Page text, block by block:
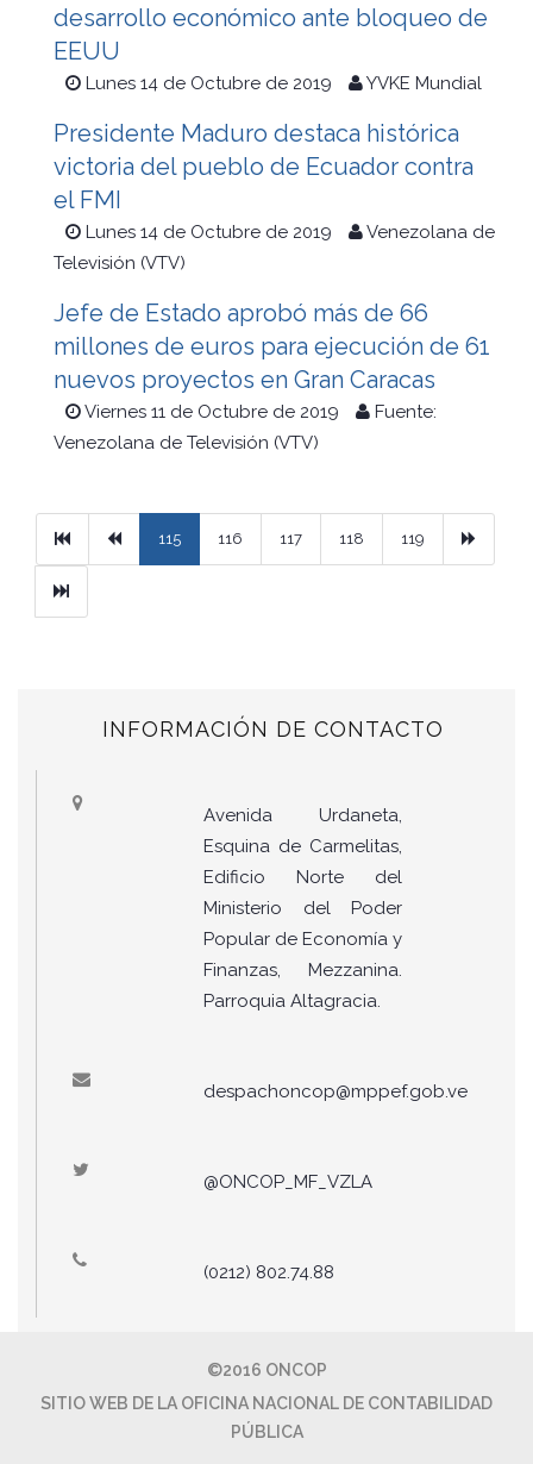
desarrollo económico ante bloqueo de
EEUU
Lunes 14 de Octubre de 2019 YVKE Mundial
Presidente Maduro destaca histórica
victoria del pueblo de Ecuador contra
el FMI
Lunes 14 de Octubre de 2019
Venezolana de
Televisión (VTV)
Jefe de Estado aprobó más de 66
millones de euros para ejecución de 61
nuevos proyectos en Gran Caracas
Viernes 11 de Octubre de 2019
Fuente:
Venezolana de Televisión (VTV)
PrimeraPrevious
115 116 117 118 119
Ultimo
INFORMACIÓN DE CONTACTO
Avenida Urdaneta,
Esquina de Carmelitas,
Edificio Norte del
Ministerio del Poder
Popular de Economía y
Finanzas, Mezzanina.
Parroquia Altagracia.
despachoncop@mppef.gob.ve
@ONCOP_MF_VZLA
(0212) 802.74.88
©2016 ONCOP
SITIO WEB DE LA OFICINA NACIONAL DE CONTABILIDAD
PÚBLICA